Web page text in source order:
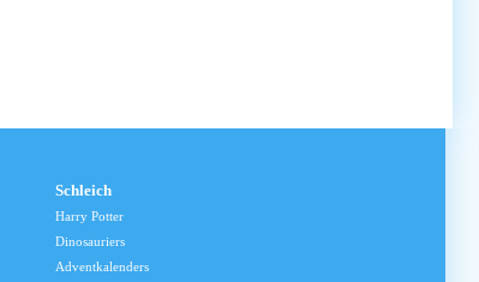
Schleich
Harry Potter
Dinosauriers
Adventkalenders